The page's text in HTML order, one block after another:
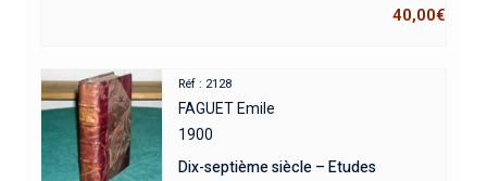
40,00€
Réf : 2128
FAGUET Emile
1900
Dix-septième siècle – Etudes